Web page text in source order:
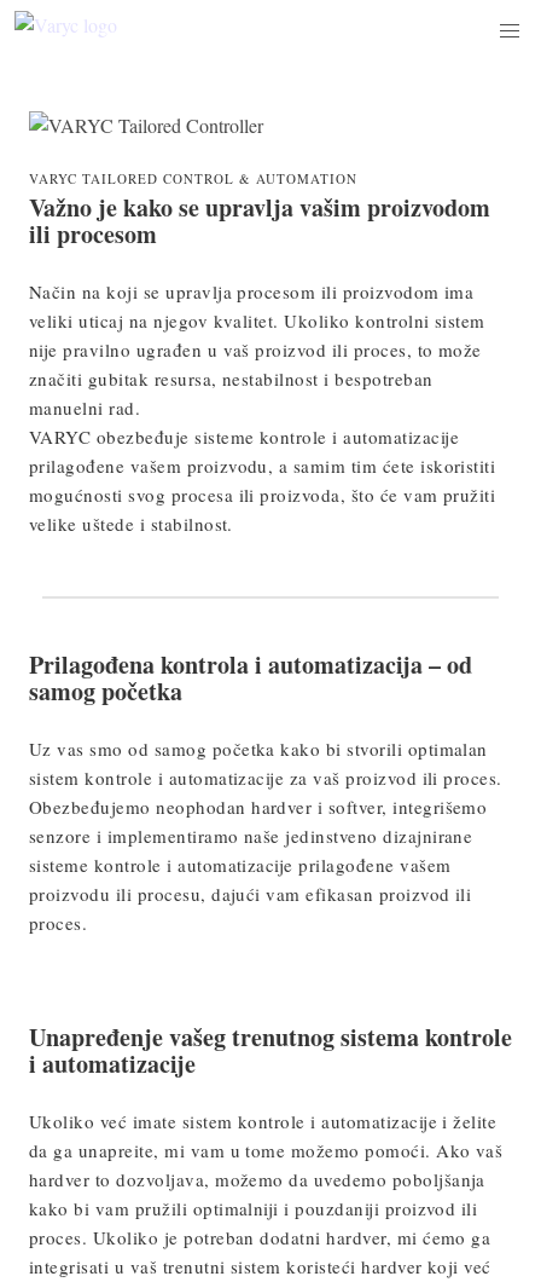
VARYC TAILORED CONTROL & AUTOMATION
Važno je kako se upravlja vašim proizvodom
ili procesom
Način na koji se upravlja procesom ili proizvodom ima
veliki uticaj na njegov kvalitet. Ukoliko kontrolni sistem
nije pravilno ugrađen u vaš proizvod ili proces, to može
značiti gubitak resursa, nestabilnost i bespotreban
manuelni rad.
VARYC obezbeđuje sisteme kontrole i automatizacije
prilagođene vašem proizvodu, a samim tim ćete iskoristiti
mogućnosti svog procesa ili proizvoda, što će vam pružiti
velike uštede i stabilnost.
Prilagođena kontrola i automatizacija – od
samog početka
Uz vas smo od samog početka kako bi stvorili optimalan
sistem kontrole i automatizacije za vaš proizvod ili proces.
Obezbeđujemo neophodan hardver i softver, integrišemo
senzore i implementiramo naše jedinstveno dizajnirane
sisteme kontrole i automatizacije prilagođene vašem
proizvodu ili procesu, dajući vam efikasan proizvod ili
proces.
Unapređenje vašeg trenutnog sistema kontrole
i automatizacije
Ukoliko već imate sistem kontrole i automatizacije i želite
da ga unapreite, mi vam u tome možemo pomoći. Ako vaš
hardver to dozvoljava, možemo da uvedemo poboljšanja
kako bi vam pružili optimalniji i pouzdaniji proizvod ili
proces. Ukoliko je potreban dodatni hardver, mi ćemo ga
integrisati u vaš trenutni sistem koristeći hardver koji već